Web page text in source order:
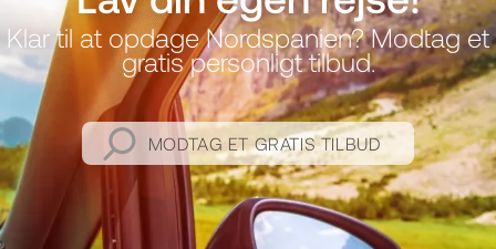
Klar til at opdage Nordspanien? Modtag et
gratis personligt tilbud.
MODTAG ET GRATIS TILBUD